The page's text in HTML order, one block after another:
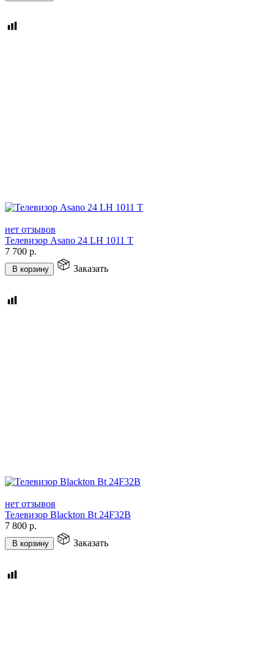
нет отзывов
Телевизор Asano 24 LH 1011 T
7 700 р.
В корзину Заказать
нет отзывов
Телевизор Blackton Bt 24F32B
7 800 р.
В корзину Заказать